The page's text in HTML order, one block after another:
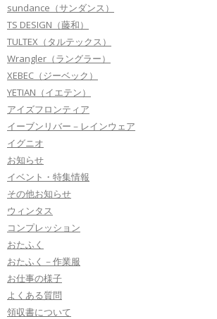
sundance（サンダンス）
TS DESIGN（藤和）
TULTEX（タルテックス）
Wrangler（ラングラー）
XEBEC（ジーベック）
YETIAN（イエテン）
アイズフロンティア
イーブンリバー－レインウェア
イグニオ
お知らせ
イベント・特集情報
その他お知らせ
ウィンタス
コンプレッション
おたふく
おたふく－作業服
お仕事の様子
よくある質問
領収書について